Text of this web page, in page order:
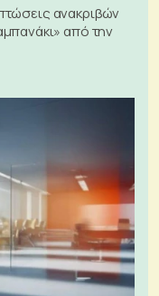
ανακριβών
από την